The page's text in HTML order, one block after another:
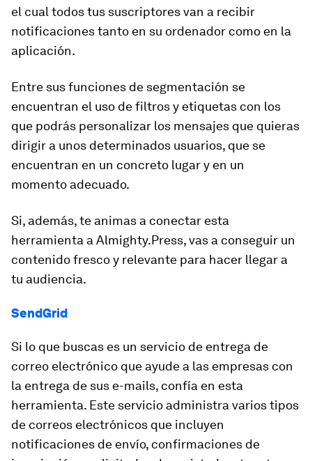
el cual todos tus suscriptores van a recibir
notificaciones tanto en su ordenador como en la
aplicación.
Entre sus funciones de segmentación se
encuentran el uso de filtros y etiquetas con los
que podrás personalizar los mensajes que quieras
dirigir a unos determinados usuarios, que se
encuentran en un concreto lugar y en un
momento adecuado.
Si, además, te animas a conectar esta
herramienta a Almighty.Press, vas a conseguir un
contenido fresco y relevante para hacer llegar a
tu audiencia.
SendGrid
Si lo que buscas es un servicio de entrega de
correo electrónico que ayude a las empresas con
la entrega de sus e-mails, confía en esta
herramienta. Este servicio administra varios tipos
de correos electrónicos que incluyen
notificaciones de envío, confirmaciones de